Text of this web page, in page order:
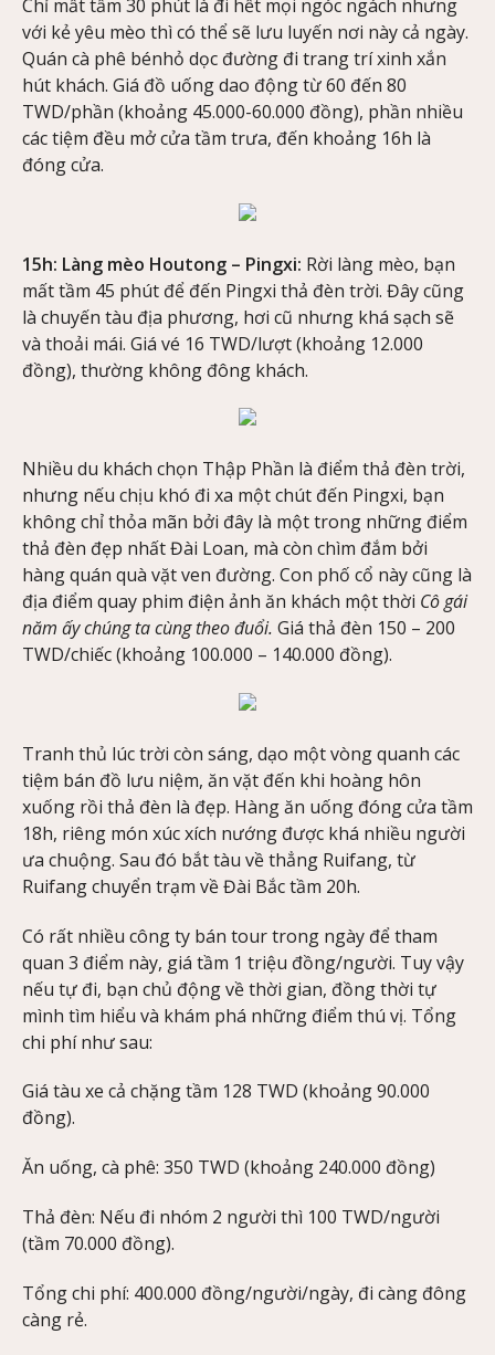
Chỉ mất tầm 30 phút là đi hết mọi ngóc ngách nhưng
với kẻ yêu mèo thì có thể sẽ lưu luyến nơi này cả ngày.
Quán cà phê bénhỏ dọc đường đi trang trí xinh xắn
hút khách. Giá đồ uống dao động từ 60 đến 80
TWD/phần (khoảng 45.000-60.000 đồng), phần nhiều
các tiệm đều mở cửa tầm trưa, đến khoảng 16h là
đóng cửa.
15h: Làng mèo Houtong – Pingxi: Rời làng mèo, bạn
mất tầm 45 phút để đến Pingxi thả đèn trời. Đây cũng
là chuyến tàu địa phương, hơi cũ nhưng khá sạch sẽ
và thoải mái. Giá vé 16 TWD/lượt (khoảng 12.000
đồng), thường không đông khách.
Nhiều du khách chọn Thập Phần là điểm thả đèn trời,
nhưng nếu chịu khó đi xa một chút đến Pingxi, bạn
không chỉ thỏa mãn bởi đây là một trong những điểm
thả đèn đẹp nhất Đài Loan, mà còn chìm đắm bởi
hàng quán quà vặt ven đường. Con phố cổ này cũng là
địa điểm quay phim điện ảnh ăn khách một thời Cô gái
năm ấy chúng ta cùng theo đuổi. Giá thả đèn 150 – 200
TWD/chiếc (khoảng 100.000 – 140.000 đồng).
Tranh thủ lúc trời còn sáng, dạo một vòng quanh các
tiệm bán đồ lưu niệm, ăn vặt đến khi hoàng hôn
xuống rồi thả đèn là đẹp. Hàng ăn uống đóng cửa tầm
18h, riêng món xúc xích nướng được khá nhiều người
ưa chuộng. Sau đó bắt tàu về thẳng Ruifang, từ
Ruifang chuyển trạm về Đài Bắc tầm 20h.
Có rất nhiều công ty bán tour trong ngày để tham
quan 3 điểm này, giá tầm 1 triệu đồng/người. Tuy vậy
nếu tự đi, bạn chủ động về thời gian, đồng thời tự
mình tìm hiểu và khám phá những điểm thú vị. Tổng
chi phí như sau:
Giá tàu xe cả chặng tầm 128 TWD (khoảng 90.000
đồng).
Ăn uống, cà phê: 350 TWD (khoảng 240.000 đồng)
Thả đèn: Nếu đi nhóm 2 người thì 100 TWD/người
(tầm 70.000 đồng).
Tổng chi phí: 400.000 đồng/người/ngày, đi càng đông
càng rẻ.